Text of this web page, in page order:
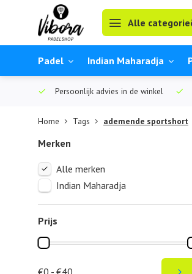
Alle
Padel Indian Maharadja
Persoonlijk advies in de winkel
Home Tags ademende sportshort
Merken
Alle merken
Indian Maharadja
Prijs
€0 - €40